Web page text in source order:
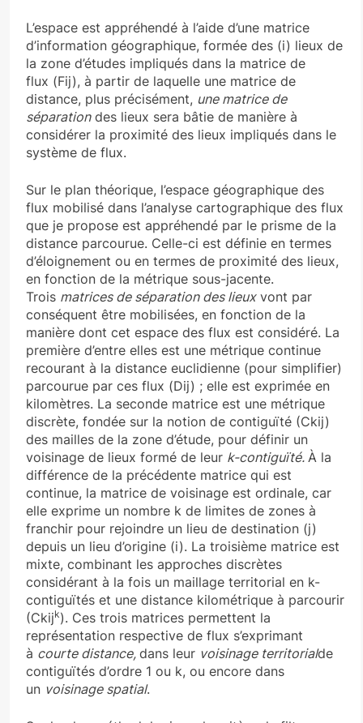
L’espace est appréhendé à l’aide d’une matrice
d’information géographique, formée des (i) lieux de
la zone d’études impliqués dans la matrice de
flux (Fij), à partir de laquelle une matrice de
distance, plus précisément, une matrice de
séparationdes lieux sera bâtie de manière à
considérer la proximité des lieux impliqués dans le
système de flux.
Sur le plan théorique, l’espace géographique des
flux mobilisé dans l’analyse cartographique des flux
que je propose est appréhendé par le prisme de la
distance parcourue. Celle-ci est définie en termes
d’éloignement ou en termes de proximité des lieux,
en fonction de la métrique sous-jacente.
Trois matrices de séparation des lieuxvont par
conséquent être mobilisées, en fonction de la
manière dont cet espace des flux est considéré. La
première d’entre elles est une métrique continue
recourant à la distance euclidienne (pour simplifier)
parcourue par ces flux (Dij) ; elle est exprimée en
kilomètres. La seconde matrice est une métrique
discrète, fondée sur la notion de contiguïté (Ckij)
des mailles de la zone d’étude, pour définir un
voisinage de lieux formé de leur k-contiguïté. À la
différence de la précédente matrice qui est
continue, la matrice de voisinage est ordinale, car
elle exprime un nombre k de limites de zones à
franchir pour rejoindre un lieu de destination (j)
depuis un lieu d’origine (i). La troisième matrice est
mixte, combinant les approches discrètes
considérant à la fois un maillage territorial en k-
contiguïtés et une distance kilométrique à parcourir
(Ckijk). Ces trois matrices permettent la
représentation respective de flux s’exprimant
à courte distance, dans leur voisinage territorialde
contiguïtés d’ordre 1 ou k, ou encore dans
un voisinage spatial.